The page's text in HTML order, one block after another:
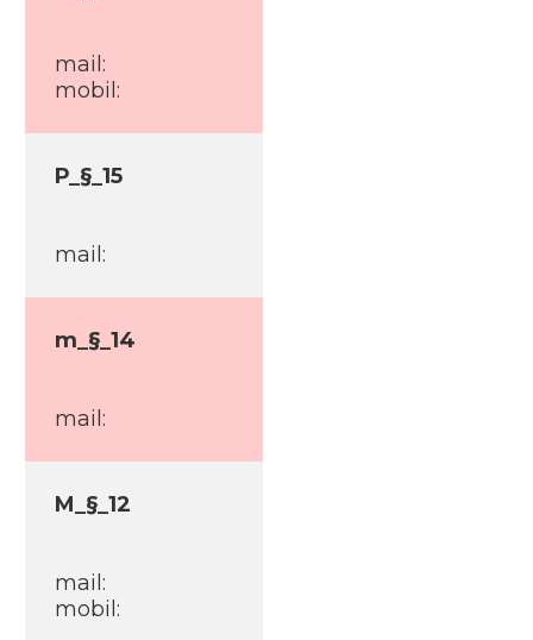
mail:
mobil:
P_§_15
mail:
m_§_14
mail:
M_§_12
mail:
mobil: